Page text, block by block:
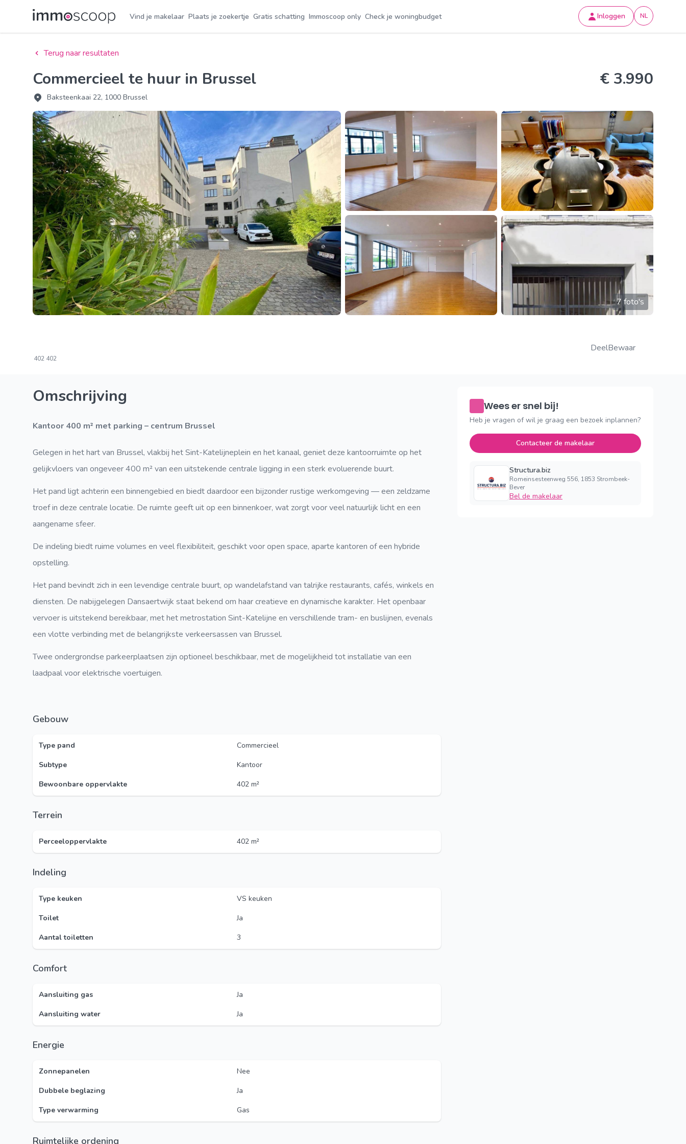
Vind je makelaar Plaats je zoekertje Gratis schatting Immoscoop only Check je woningbudget Inloggen NL
Terug naar resultaten
Commercieel te huur in Brussel
Baksteenkaai 22, 1000 Brussel
€ 3.990
7 foto's
402 402
DeelBewaar
Omschrijving
Kantoor 400 m² met parking – centrum Brussel
Gelegen in het hart van Brussel, vlakbij het Sint-Katelijneplein en het kanaal, geniet deze kantoorruimte op het
gelijkvloers van ongeveer 400 m² van een uitstekende centrale ligging in een sterk evoluerende buurt.
Het pand ligt achterin een binnengebied en biedt daardoor een bijzonder rustige werkomgeving — een zeldzame
troef in deze centrale locatie. De ruimte geeft uit op een binnenkoer, wat zorgt voor veel natuurlijk licht en een
aangename sfeer.
De indeling biedt ruime volumes en veel flexibiliteit, geschikt voor open space, aparte kantoren of een hybride
opstelling.
Het pand bevindt zich in een levendige centrale buurt, op wandelafstand van talrijke restaurants, cafés, winkels en
diensten. De nabijgelegen Dansaertwijk staat bekend om haar creatieve en dynamische karakter. Het openbaar
vervoer is uitstekend bereikbaar, met het metrostation Sint-Katelijne en verschillende tram- en buslijnen, evenals
een vlotte verbinding met de belangrijkste verkeersassen van Brussel.
Twee ondergrondse parkeerplaatsen zijn optioneel beschikbaar, met de mogelijkheid tot installatie van een
laadpaal voor elektrische voertuigen.
Gebouw
Type pand
Commercieel
Subtype
Kantoor
Bewoonbare oppervlakte
402 m²
Terrein
Perceeloppervlakte 402 m²
Indeling
Type keuken
VS keuken
Toilet
Ja
Aantal toiletten
3
Comfort
Aansluiting gas
Ja
Aansluiting water
Ja
Energie
Zonnepanelen
Nee
Dubbele beglazing
Ja
Type verwarming
Gas
Ruimtelijke ordening
Wees er snel bij!
Heb je vragen of wil je graag een bezoek inplannen?
Contacteer de makelaar
Structura.biz
Romeinsesteenweg 556, 1853 Strombeek-
Bever
Bel de makelaar